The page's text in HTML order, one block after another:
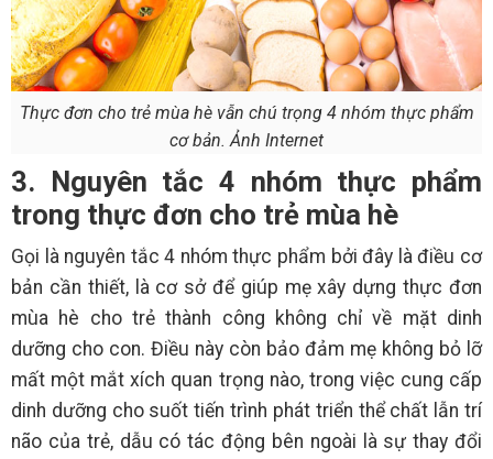
Thực đơn cho trẻ mùa hè vẫn chú trọng 4 nhóm thực phẩm
cơ bản. Ảnh Internet
3. Nguyên tắc 4 nhóm thực phẩm
trong thực đơn cho trẻ mùa hè
Gọi là nguyên tắc 4 nhóm thực phẩm bởi đây là điều cơ
bản cần thiết, là cơ sở để giúp mẹ xây dựng thực đơn
mùa hè cho trẻ thành công không chỉ về mặt dinh
dưỡng cho con. Điều này còn bảo đảm mẹ không bỏ lỡ
mất một mắt xích quan trọng nào, trong việc cung cấp
dinh dưỡng cho suốt tiến trình phát triển thể chất lẫn trí
não của trẻ, dẫu có tác động bên ngoài là sự thay đổi